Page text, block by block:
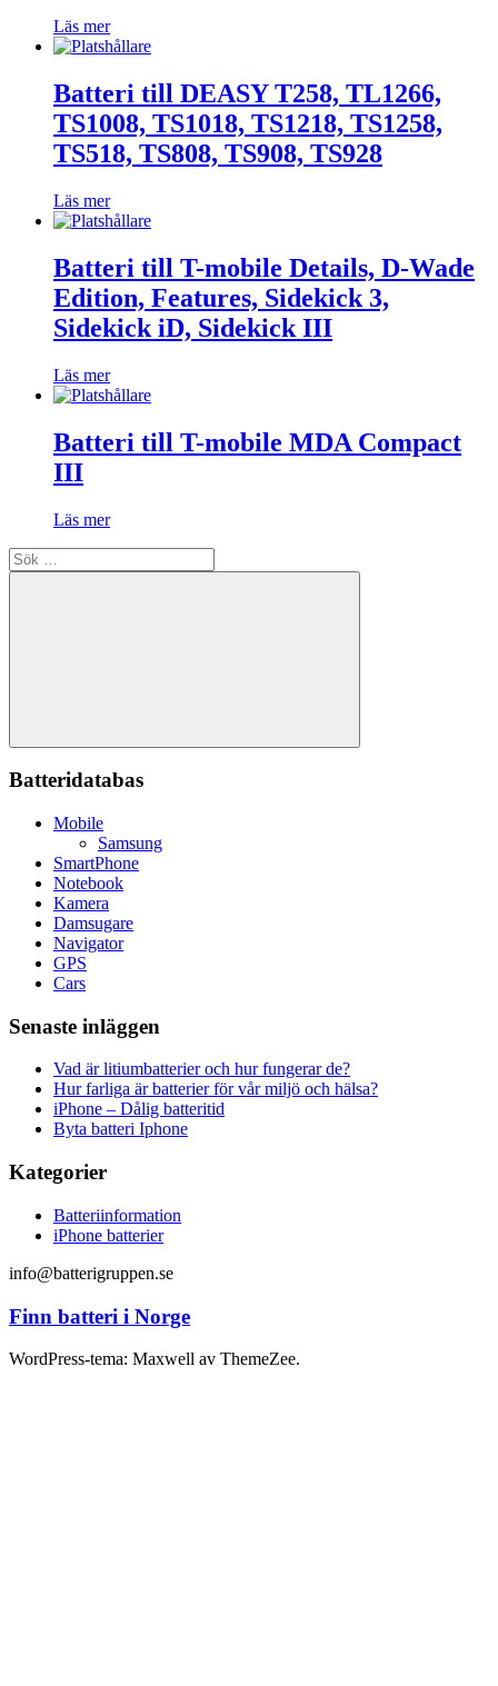
Läs mer
Batteri till DEASY T258, TL1266,
TS1008, TS1018, TS1218, TS1258,
TS518, TS808, TS908, TS928
Läs mer
Batteri till T-mobile Details, D-Wade
Edition, Features, Sidekick 3,
Sidekick iD, Sidekick III
Läs mer
Batteri till T-mobile MDA Compact
III
Läs mer
Sök
efter:
Sök
Batteridatabas
Mobile
Samsung
SmartPhone
Notebook
Kamera
Damsugare
Navigator
GPS
Cars
Senaste inläggen
Vad är litiumbatterier och hur fungerar de?
Hur farliga är batterier för vår miljö och hälsa?
iPhone – Dålig batteritid
Byta batteri Iphone
Kategorier
Batteriinformation
iPhone batterier
info@batterigruppen.se
Finn batteri i Norge
WordPress-tema: Maxwell av ThemeZee.